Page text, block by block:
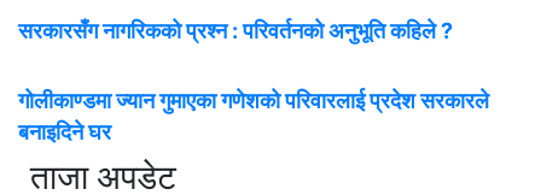
सरकारसँग नागरिकको प्रश्न : परिवर्तनको अनुभूति कहिले ?
गोलीकाण्डमा ज्यान गुमाएका गणेशको परिवारलाई प्रदेश सरकारले
बनाइदिने घर
ताजा अपडेट